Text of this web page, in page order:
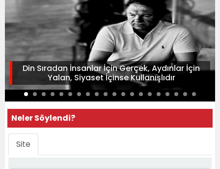
Din Sıradan İnsanlar İçin Gerçek, Aydınlar İçin
Yalan, Siyaset İçinse Kullanışlıdır
Neler Söylendi?
Site